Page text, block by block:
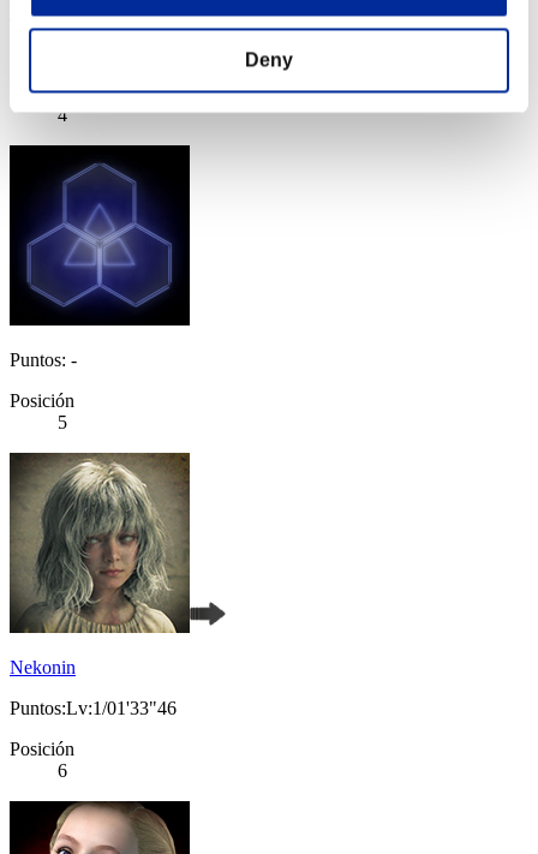
Deny
hinkyaku
Posición
4
Puntos: -
Posición
5
Nekonin
Puntos:Lv:1/01'33"46
Posición
6